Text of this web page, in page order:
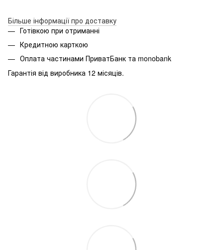
Більше інформації про доставку
Готівкою при отриманні
Кредитною карткою
Оплата частинами ПриватБанк та monobank
Гарантія від виробника 12 місяців.